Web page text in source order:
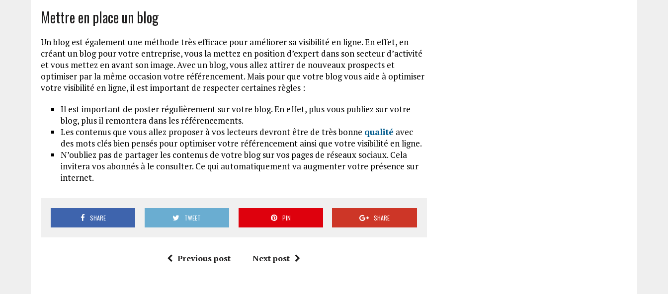
Mettre en place un blog
Un blog est également une méthode très efficace pour améliorer sa visibilité en ligne. En effet, en
créant un blog pour votre entreprise, vous la mettez en position d’expert dans son secteur d’activité
et vous mettez en avant son image. Avec un blog, vous allez attirer de nouveaux prospects et
optimiser par la même occasion votre référencement. Mais pour que votre blog vous aide à optimiser
votre visibilité en ligne, il est important de respecter certaines règles :
Il est important de poster régulièrement sur votre blog. En effet, plus vous publiez sur votre
blog, plus il remontera dans les référencements.
Les contenus que vous allez proposer à vos lecteurs devront être de très bonne qualité avec
des mots clés bien pensés pour optimiser votre référencement ainsi que votre visibilité en ligne.
N’oubliez pas de partager les contenus de votre blog sur vos pages de réseaux sociaux. Cela
invitera vos abonnés à le consulter. Ce qui automatiquement va augmenter votre présence sur
internet.
SHARE TWEET PIN SHARE
Previous post Next post